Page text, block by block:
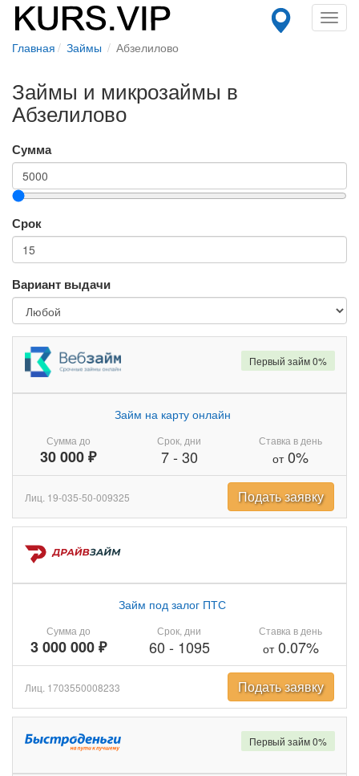
Главная Займы Абзелилово
Займы и микрозаймы в
Абзелилово
Сумма
Срок
Вариант выдачи
Сумма до
30 000 ₽
Займ на карту онлайн
Срок, дни
7- 30
Ставка в день
от0%
Первый займ 0%
Лиц. 19-035-50-009325 Подать заявку
Сумма до
3 000 000 ₽
Займ под залог ПТС
Срок, дни
60 - 1095
Ставка в день
от0.07%
Лиц. 1703550008233 Подать заявку
Первый займ 0%